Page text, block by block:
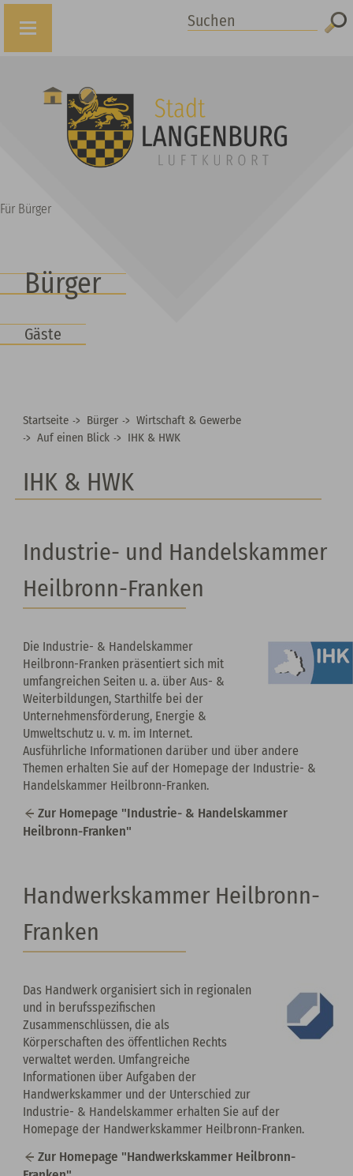
Gäste
Bürger
Suchen
Für Bürger
Startseite Bürger
Wirtschaft & Gewerbe
Auf einen Blick
IHK & HWK
IHK & HWK
Industrie- und Handelskammer
Heilbronn-Franken
Die Industrie- & Handelskammer
Heilbronn-Franken präsentiert sich mit
umfangreichen Seiten u. a. über Aus- &
Weiterbildungen, Starthilfe bei der
Unternehmensförderung, Energie &
Umweltschutz u. v. m. im Internet.
Ausführliche Informationen darüber und über andere
Themen erhalten Sie auf der Homepage der Industrie- &
Handelskammer Heilbronn-Franken.
Zur Homepage "Industrie- & Handelskammer
Heilbronn-Franken"
Handwerkskammer Heilbronn-
Franken
Das Handwerk organisiert sich in regionalen
und in berufsspezifischen
Zusammenschlüssen, die als
Körperschaften des öffentlichen Rechts
verwaltet werden. Umfangreiche
Informationen über Aufgaben der
Handwerkskammer und der Unterschied zur
Industrie- & Handelskammer erhalten Sie auf der
Homepage der Handwerkskammer Heilbronn-Franken.
Zur Homepage "Handwerkskammer Heilbronn-